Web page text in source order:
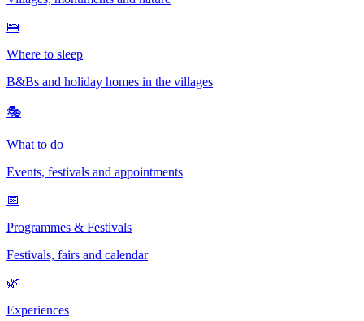
🛌
Where to sleep
B&Bs and holiday homes in the villages
🎭
What to do
Events, festivals and appointments
📅
Programmes & Festivals
Festivals, fairs and calendar
🌿
Experiences